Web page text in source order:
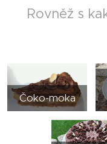
Rovněž s
Čoko-moka